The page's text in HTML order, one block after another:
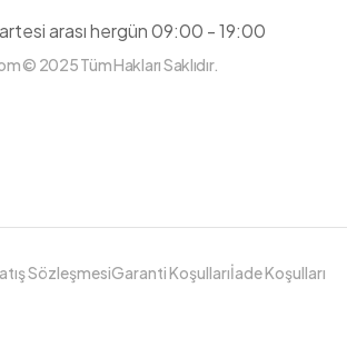
arası hergün 09:00 - 19:00
© 2025 Tüm Hakları Saklıdır.
SözleşmesiGaranti Koşullarıİade Koşulları